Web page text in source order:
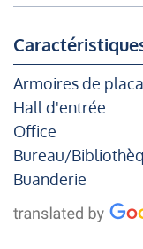
Armoires de
Hall d'entrée
Office
Bureau/
Buanderie